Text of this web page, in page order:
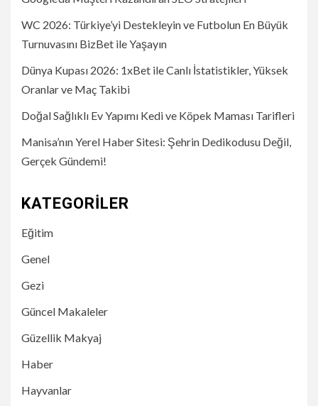
WC 2026: Türkiye’yi Destekleyin ve Futbolun En Büyük
Turnuvasını BizBet ile Yaşayın
Dünya Kupası 2026: 1xBet ile Canlı İstatistikler, Yüksek
Oranlar ve Maç Takibi
Doğal Sağlıklı Ev Yapımı Kedi ve Köpek Maması Tarifleri
Manisa’nın Yerel Haber Sitesi: Şehrin Dedikodusu Değil,
Gerçek Gündemi!
KATEGORILER
Eğitim
Genel
Gezi
Güncel Makaleler
Güzellik Makyaj
Haber
Hayvanlar